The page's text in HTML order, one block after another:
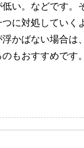
い。などです。
に対処していく
かばない場合は
もおすすめです。